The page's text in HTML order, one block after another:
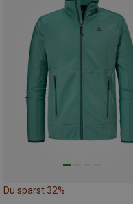
Du sparst 32%